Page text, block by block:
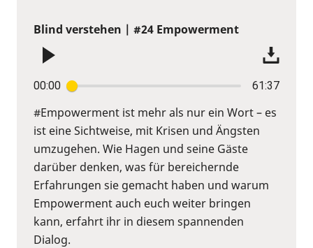
Blind verstehen | #24 Empowerment
00:00 61:37
#Empowerment ist mehr als nur ein Wort – es
ist eine Sichtweise, mit Krisen und Ängsten
umzugehen. Wie Hagen und seine Gäste
darüber denken, was für bereichernde
Erfahrungen sie gemacht haben und warum
Empowerment auch euch weiter bringen
kann, erfahrt ihr in diesem spannenden
Dialog.